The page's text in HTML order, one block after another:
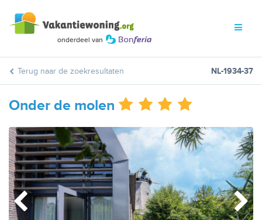
Terug naar de zoekresultaten NL-1934-37
Onder de molen